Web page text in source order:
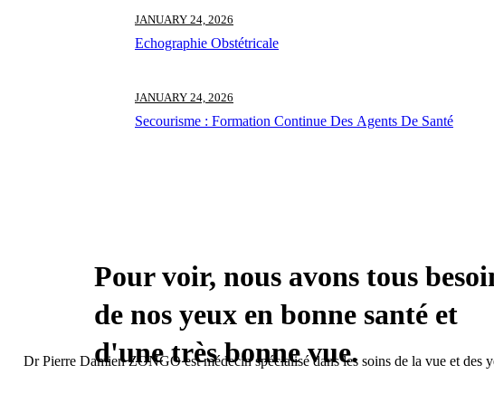
Echographie Obstétricale
JANUARY 24, 2026
Secourisme : Formation Continue Des Agents De Santé
JANUARY 24, 2026
Pour voir, nous avons tous
de nos yeux en bonne santé et
d'une très bonne vue.
Dr Pierre Damien ZONGO est médecin spécialisé dans les soins de la vue et des